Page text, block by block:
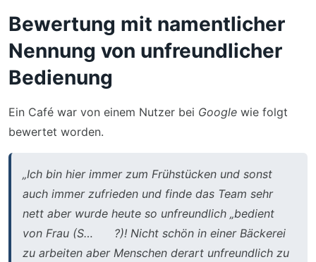
Bewertung mit namentlicher
Nennung von unfreundlicher
Bedienung
Ein Café war von einem Nutzer bei Google wie folgt
bewertet worden.
„Ich bin hier immer zum Frühstücken und sonst
auch immer zufrieden und finde das Team sehr
nett aber wurde heute so unfreundlich „bedient
von Frau (S… ?)! Nicht schön in einer Bäckerei
zu arbeiten aber Menschen derart unfreundlich zu